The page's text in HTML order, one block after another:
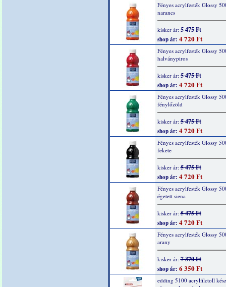
Fényes acrylfesték Glossy
narancs
kisker ár:5 475 Ft
shop ár: 4 720 Ft
Fényes acrylfesték Glossy
halványpiros
kisker ár:5 475 Ft
shop ár: 4 720 Ft
Fényes acrylfesték Glossy
fénylőzöld
kisker ár:5 475 Ft
shop ár: 4 720 Ft
Fényes acrylfesték Glossy
fekete
kisker ár:5 475 Ft
shop ár: 4 720 Ft
Fényes acrylfesték Glossy
égetett siena
kisker ár:5 475 Ft
shop ár: 4 720 Ft
Fényes acrylfesték Glossy
arany
kisker ár:7 370 Ft
shop ár: 6 350 Ft
edding 5100 acrylfilctoll